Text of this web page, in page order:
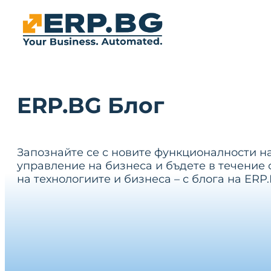
ERP.BG Блог
Запознайте се с новите функционалности
управление на бизнеса и бъдете в течение
на технологиите и бизнеса – с блога на